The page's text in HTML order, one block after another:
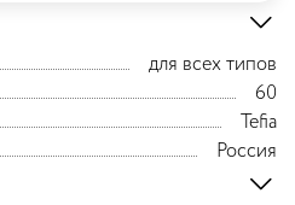
для всех типов
60
Tefia
Россия